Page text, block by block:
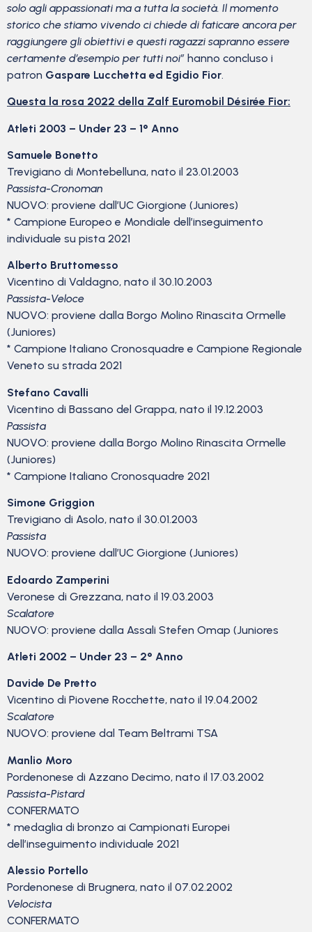
solo agli appassionati ma a tutta la società. Il momento
storico che stiamo vivendo ci chiede di faticare ancora per
raggiungere gli obiettivi e questi ragazzi sapranno essere
certamente d’esempio per tutti noi” hanno concluso i
patron Gaspare Lucchetta ed Egidio Fior.
Questa la rosa 2022 della Zalf Euromobil Désirée Fior:
Atleti 2003 – Under 23 – 1° Anno
Samuele Bonetto
Trevigiano di Montebelluna, nato il 23.01.2003
Passista-Cronoman
NUOVO: proviene dall’UC Giorgione (Juniores)
* Campione Europeo e Mondiale dell’inseguimento
individuale su pista 2021
Alberto Bruttomesso
Vicentino di Valdagno, nato il 30.10.2003
Passista-Veloce
NUOVO: proviene dalla Borgo Molino Rinascita Ormelle
(Juniores)
* Campione Italiano Cronosquadre e Campione Regionale
Veneto su strada 2021
Stefano Cavalli
Vicentino di Bassano del Grappa, nato il 19.12.2003
Passista
NUOVO: proviene dalla Borgo Molino Rinascita Ormelle
(Juniores)
* Campione Italiano Cronosquadre 2021
Simone Griggion
Trevigiano di Asolo, nato il 30.01.2003
Passista
NUOVO: proviene dall’UC Giorgione (Juniores)
Edoardo Zamperini
Veronese di Grezzana, nato il 19.03.2003
Scalatore
NUOVO: proviene dalla Assali Stefen Omap (Juniores
Atleti 2002 – Under 23 – 2° Anno
Davide De Pretto
Vicentino di Piovene Rocchette, nato il 19.04.2002
Scalatore
NUOVO: proviene dal Team Beltrami TSA
Manlio Moro
Pordenonese di Azzano Decimo, nato il 17.03.2002
Passista-Pistard
CONFERMATO
* medaglia di bronzo ai Campionati Europei
dell’inseguimento individuale 2021
Alessio Portello
Pordenonese di Brugnera, nato il 07.02.2002
Velocista
CONFERMATO